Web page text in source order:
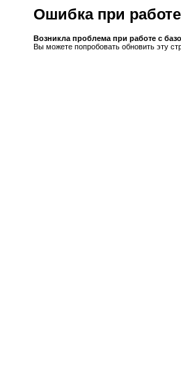
Ошибка при
Возникла проблема при работе с
Вы можете попробовать обновить эту